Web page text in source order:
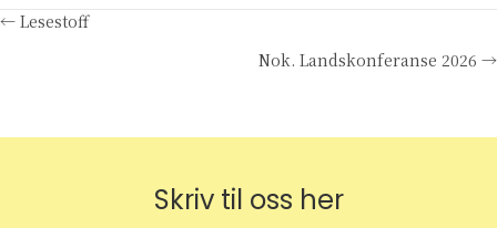
Posts
← Lesestoff
Nok. Landskonferanse 2026 →
Skriv til oss her